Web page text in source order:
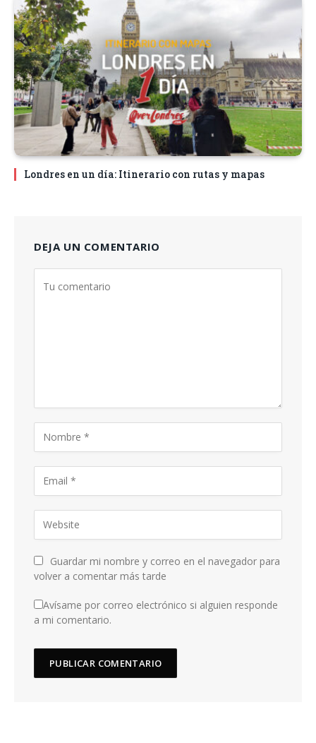
Londres en un día: Itinerario con rutas y mapas
DEJA UN COMENTARIO
Guardar mi nombre y correo en el navegador para
volver a comentar más tarde
Avísame por correo electrónico si alguien responde
a mi comentario.